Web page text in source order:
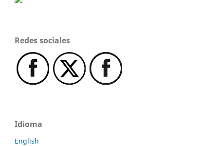
Redes sociales
Idioma
English